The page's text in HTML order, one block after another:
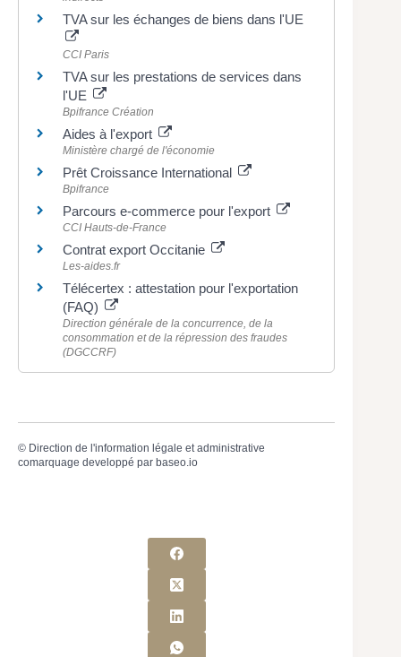
TVA sur les échanges de biens dans l'UE
CCI Paris
TVA sur les prestations de services dans
l'UE
Bpifrance Création
Aides à l'export
Ministère chargé de l'économie
Prêt Croissance International
Bpifrance
Parcours e-commerce pour l'export
CCI Hauts-de-France
Contrat export Occitanie
Les-aides.fr
Télécertex : attestation pour l'exportation
(FAQ)
Direction générale de la concurrence, de la
consommation et de la répression des fraudes
(DGCCRF)
© Direction de l'information légale et administrative
comarquage developpé par baseo.io